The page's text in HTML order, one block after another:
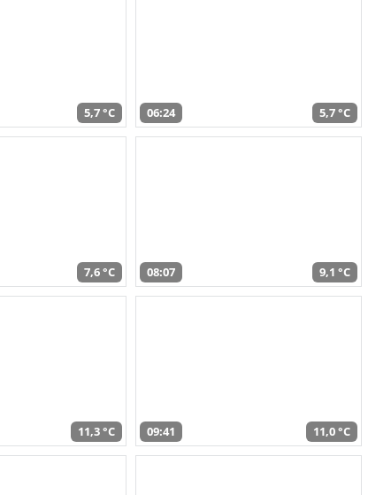
5,7 °C 06:24 5,7 °C
7,6 °C 08:07 9,1 °C
11,3 °C 09:41 11,0 °C